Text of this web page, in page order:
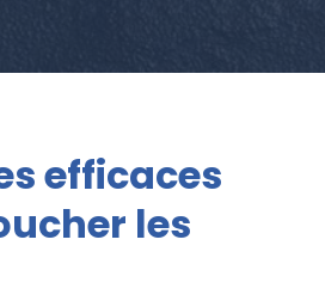
efficaces
les